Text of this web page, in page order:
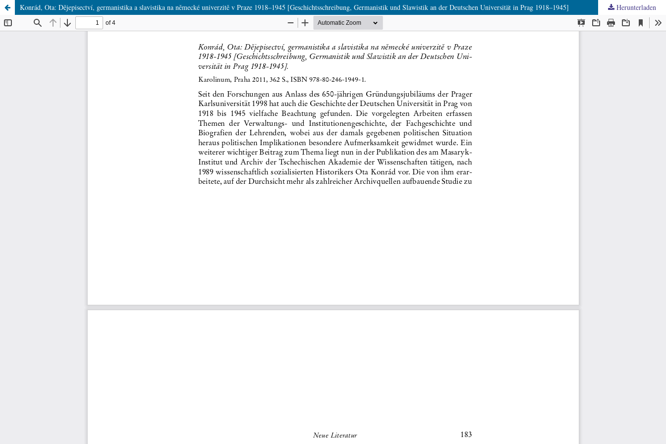
Konrád, Ota: Dějepisectví, germanistika a slavistika na německé univerzitě v Praze 1918–1945 [Geschichtsschreibung, Germanistik und Slawistik an der Deutschen Universität in Prag 1918–1945] Herunterladen